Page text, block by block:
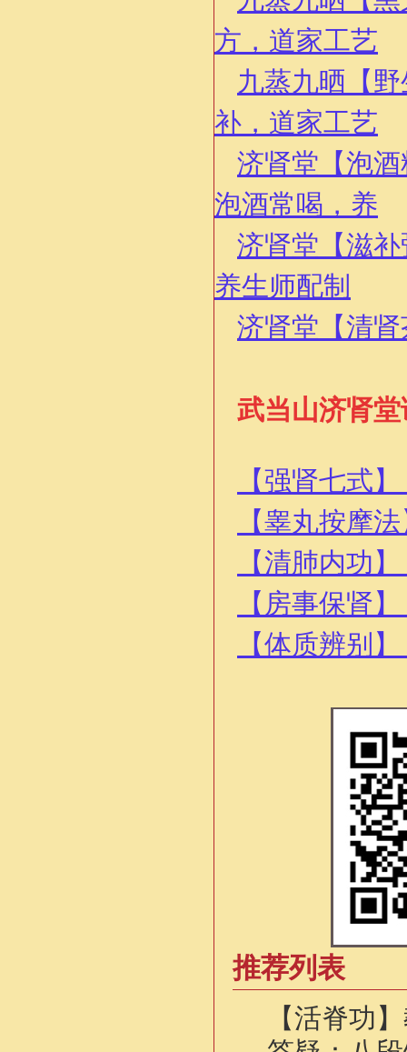
方，道家工艺
九蒸九晒【
补，道家工艺
济肾堂【泡
泡酒常喝，养
济肾堂【滋
养生师配制
济肾堂【清
武当山济肾
【强肾七式
【睾丸按摩
【清肺内功
【房事保肾
【体质辨别
推荐列表
【活脊功